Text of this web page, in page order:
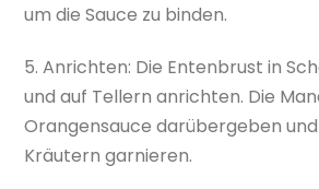
um die Sauce zu binden.
5. Anrichten: Die Entenbrust in
und auf Tellern anrichten. Die
Orangensauce darübergeben
Kräutern garnieren.